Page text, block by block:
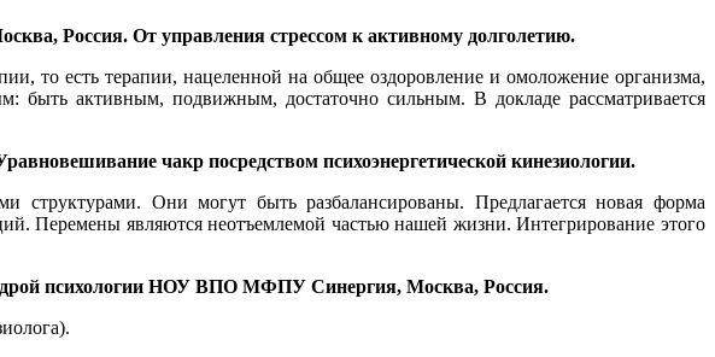
Россия. От управления стрессом к активному долголетию.
то есть терапии, нацеленной на общее оздоровление и омоложение организма,
быть активным, подвижным, достаточно сильным. В докладе рассматривается
чакр посредством психоэнергетической кинезиологии.
структурами. Они могут быть разбалансированы. Предлагается новая форма
Перемены являются неотъемлемой частью нашей жизни. Интегрирование этого
психологии НОУ ВПО МФПУ Синергия, Москва, Россия.